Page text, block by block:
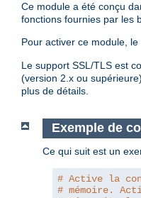
Ce module a été conçu
fonctions fournies par les
Pour activer ce module,
Le support SSL/TLS est
(version 2.x ou
plus de détails.
Exemple de
Ce qui suit est un
# Active la
# mémoire.